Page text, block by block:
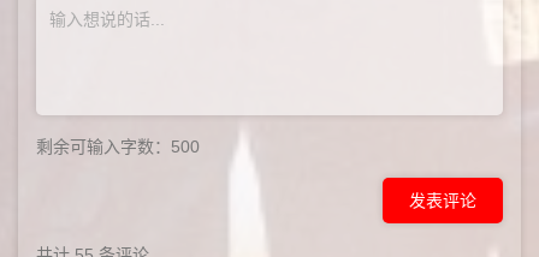
剩余可输入字数： 500
发表评论